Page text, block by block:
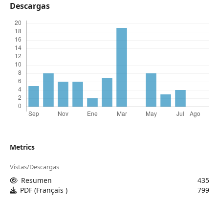
Descargas
Metrics
Vistas/Descargas
Resumen
435
PDF (Français )
799